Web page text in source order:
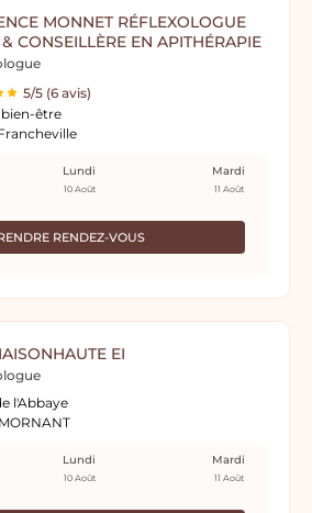
MONNET RÉFLEXOLOGUE
CONSEILLÈRE EN APITHÉRAPIE
5/5 (6 avis)
être
RENDEZ-VOUS
Lundi
10 Août
Mardi
11 Août
EI
l'Abbaye
Lundi
10 Août
Mardi
11 Août